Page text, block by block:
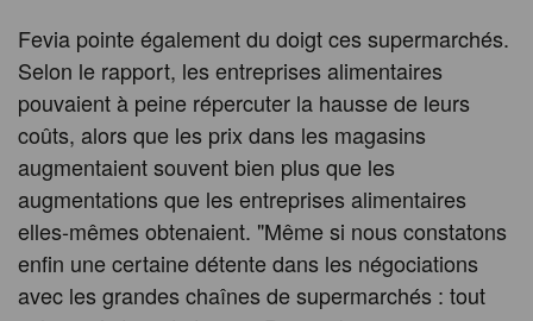
Fevia pointe également du doigt ces supermarchés.
Selon le rapport, les entreprises alimentaires
pouvaient à peine répercuter la hausse de leurs
coûts, alors que les prix dans les magasins
augmentaient souvent bien plus que les
augmentations que les entreprises alimentaires
elles-mêmes obtenaient. "Même si nous constatons
enfin une certaine détente dans les négociations
avec les grandes chaînes de supermarchés : tout